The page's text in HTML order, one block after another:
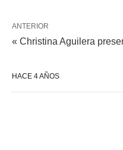
ANTERIOR
« Christina Aguilera
HACE 4 AÑOS